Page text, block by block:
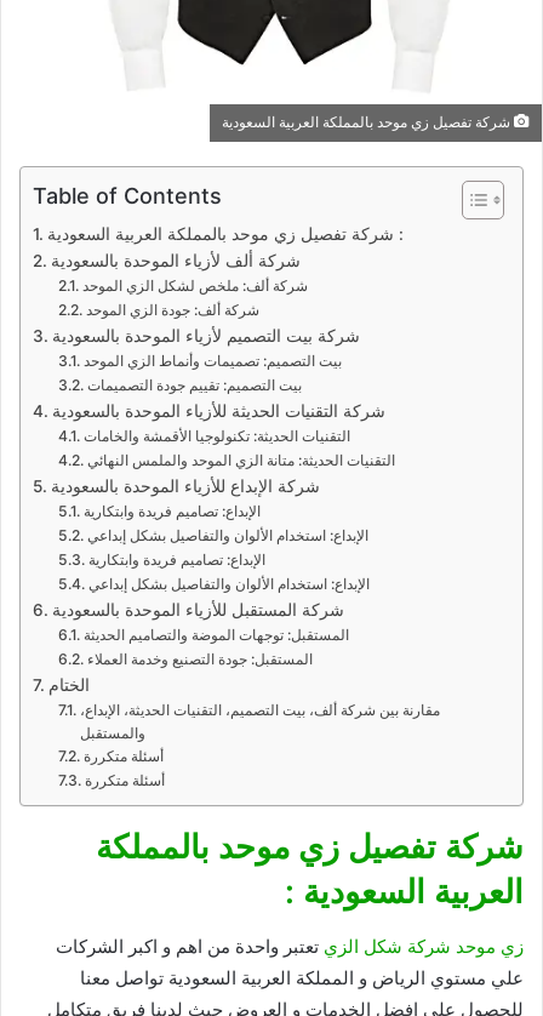
شركة تفصيل زي موحد بالمملكة العربية السعودية
Table of Contents
شركة تفصيل زي موحد بالمملكة العربية السعودية :
شركة ألف لأزياء الموحدة بالسعودية
شركة ألف: ملخص لشكل الزي الموحد
شركة ألف: جودة الزي الموحد
شركة بيت التصميم لأزياء الموحدة بالسعودية
بيت التصميم: تصميمات وأنماط الزي الموحد
بيت التصميم: تقييم جودة التصميمات
شركة التقنيات الحديثة للأزياء الموحدة بالسعودية
التقنيات الحديثة: تكنولوجيا الأقمشة والخامات
التقنيات الحديثة: متانة الزي الموحد والملمس النهائي
شركة الإبداع للأزياء الموحدة بالسعودية
الإبداع: تصاميم فريدة وابتكارية
الإبداع: استخدام الألوان والتفاصيل بشكل إبداعي
الإبداع: تصاميم فريدة وابتكارية
الإبداع: استخدام الألوان والتفاصيل بشكل إبداعي
شركة المستقبل للأزياء الموحدة بالسعودية
المستقبل: توجهات الموضة والتصاميم الحديثة
المستقبل: جودة التصنيع وخدمة العملاء
الختام
مقارنة بين شركة ألف، بيت التصميم، التقنيات الحديثة، الإبداع،
والمستقبل
أسئلة متكررة
أسئلة متكررة
شركة تفصيل زي موحد بالمملكة
العربية السعودية :
زي موحد شركة شكل الزي تعتبر واحدة من اهم و اكبر الشركات
علي مستوي الرياض و المملكة العربية السعودية تواصل معنا
للحصول علي افضل الخدمات و العروض حيث لدينا فريق متكامل